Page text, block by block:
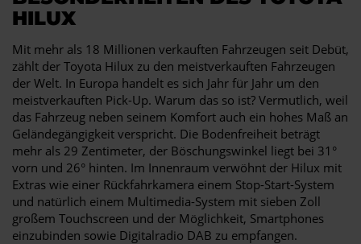
HILUX
Mit mehr als 18 Millionen verkauften Fahrzeugen seit Debüt,
zählt der Toyota Hilux zu den meistverkauften Fahrzeugen
der Welt. In Europa handelt es sich Jahr für Jahr um den
meistverkauften Pick-Up. Warum das so ist? Vermutlich, weil
das Fahrzeug neben seinem Komfort auch ein hohes Maß an
Geländegängigkeit verspricht. Die Bodenfreiheit beträgt
mehr als 29 Zentimeter, der Böschungswinkel liegt bei 31°
vorn und 26° hinten. Im Innenraum verwöhnt der Hilux mit
Extras wie einer Rückfahrkamera einem Stop-Start-System
und natürlich einem Multimedia-System mit sieben Zoll
großem Touchscreen und der Möglichkeit, Smartphones
einzubinden sowie Digitalradio DAB zu empfangen.